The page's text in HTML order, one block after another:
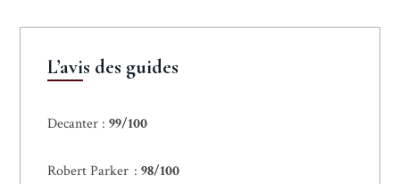
L’avis des guides
Decanter :99/100
Robert Parker :98/100